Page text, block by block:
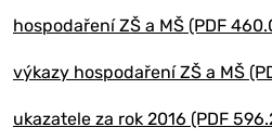
hospodaření ZŠ a MŠ (PDF
výkazy hospodaření ZŠ a MŠ
ukazatele za rok 2016 (PDF